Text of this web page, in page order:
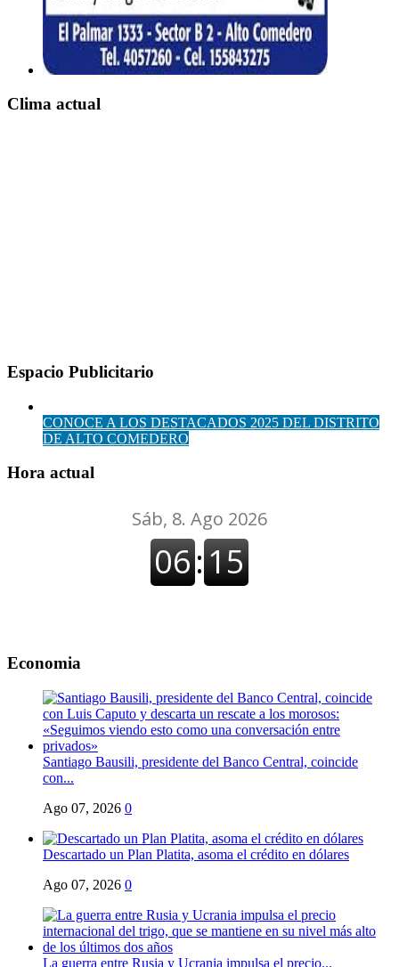
Clima actual
Espacio Publicitario
CONOCE A LOS DESTACADOS 2025 DEL DISTRITO
DE ALTO COMEDERO
Hora actual
Economia
Santiago Bausili, presidente del Banco Central, coincide
con...
Ago 07, 2026 0
Descartado un Plan Platita, asoma el crédito en dólares
Ago 07, 2026 0
La guerra entre Rusia y Ucrania impulsa el precio...